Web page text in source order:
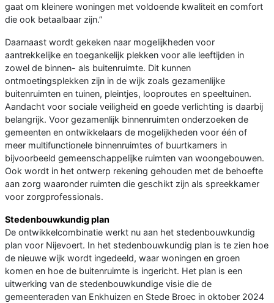
gaat om kleinere woningen met voldoende kwaliteit en comfort
die ook betaalbaar zijn.”
Daarnaast wordt gekeken naar mogelijkheden voor
aantrekkelijke en toegankelijk plekken voor alle leeftijden in
zowel de binnen- als buitenruimte. Dit kunnen
ontmoetingsplekken zijn in de wijk zoals gezamenlijke
buitenruimten en tuinen, pleintjes, looproutes en speeltuinen.
Aandacht voor sociale veiligheid en goede verlichting is daarbij
belangrijk. Voor gezamenlijk binnenruimten onderzoeken de
gemeenten en ontwikkelaars de mogelijkheden voor één of
meer multifunctionele binnenruimtes of buurtkamers in
bijvoorbeeld gemeenschappelijke ruimten van woongebouwen.
Ook wordt in het ontwerp rekening gehouden met de behoefte
aan zorg waaronder ruimten die geschikt zijn als spreekkamer
voor zorgprofessionals.
Stedenbouwkundig plan
De ontwikkelcombinatie werkt nu aan het stedenbouwkundig
plan voor Nijevoert. In het stedenbouwkundig plan is te zien hoe
de nieuwe wijk wordt ingedeeld, waar woningen en groen
komen en hoe de buitenruimte is ingericht. Het plan is een
uitwerking van de stedenbouwkundige visie die de
gemeenteraden van Enkhuizen en Stede Broec in oktober 2024